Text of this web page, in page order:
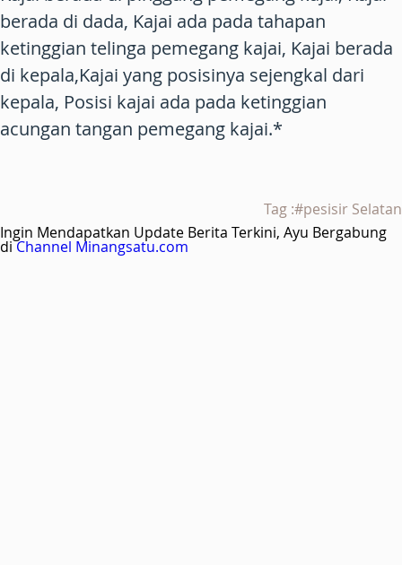
berada di dada, Kajai ada pada tahapan
ketinggian telinga pemegang kajai, Kajai berada
di kepala,Kajai yang posisinya sejengkal dari
kepala, Posisi kajai ada pada ketinggian
acungan tangan pemegang kajai.*
Tag :#pesisir Selatan
Ingin Mendapatkan Update Berita Terkini, Ayu Bergabung
diChannel Minangsatu.com